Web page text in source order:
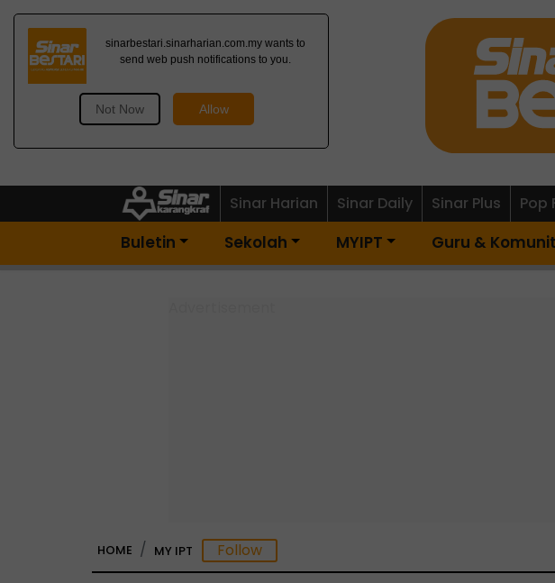
Dapatkan Newsletter
Sinar Harian Sinar Daily Sinar Plus Pop
Buletin Sekolah MYIPT Guru &
HOME MY IPT